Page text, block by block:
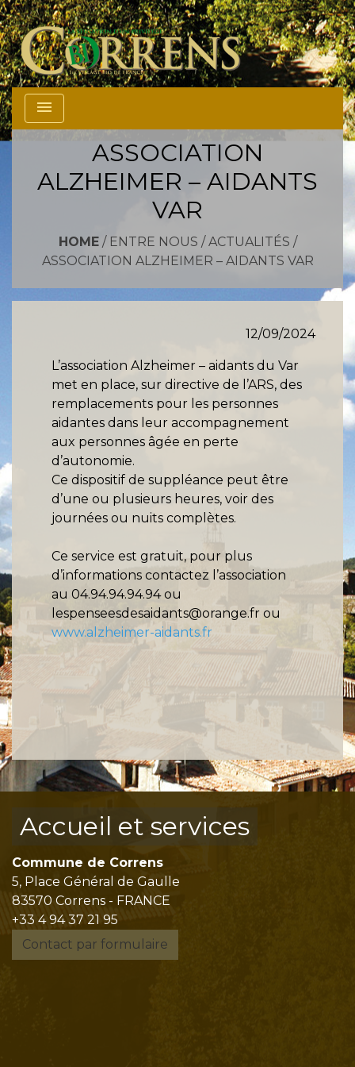
menu
ASSOCIATION
ALZHEIMER – AIDANTS
VAR
HOME/ ENTRE NOUS /ACTUALITÉS /
ASSOCIATION ALZHEIMER – AIDANTS VAR
12/09/2024
L’association Alzheimer – aidants du Var
met en place, sur directive de l’ARS, des
remplacements pour les personnes
aidantes dans leur accompagnement
aux personnes âgée en perte
d’autonomie.
Ce dispositif de suppléance peut être
d’une ou plusieurs heures, voir des
journées ou nuits complètes.
Ce service est gratuit, pour plus
d’informations contactez l’association
au 04.94.94.94.94 ou
lespenseesdesaidants@orange.fr ou
www.alzheimer-aidants.fr
Accueil et services
Commune de Correns
5, Place Général de Gaulle
83570 Correns - FRANCE
+33 4 94 37 21 95
Contact par formulaire